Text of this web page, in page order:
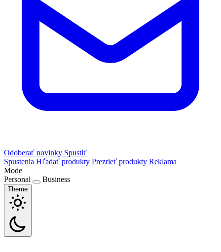
Odoberať novinky Spustiť
Spustenia Hľadať produkty Prezrieť produkty Reklama
Mode
Personal
Business
Theme